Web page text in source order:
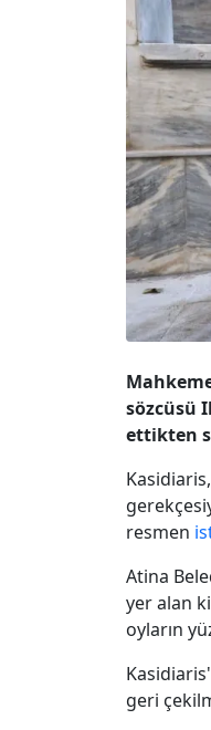
sözcüsü
ettikten
resmen
Atina
yer alan
oyların
geri